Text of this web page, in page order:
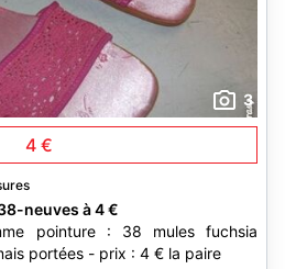
3
4 €
neuves à 4 €
pointure : 38 mules fuchsia
portées - prix : 4 € la paire